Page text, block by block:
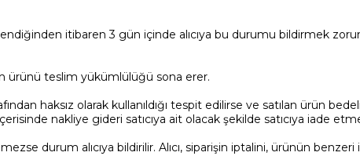
itibaren 3 gün içinde alıcıya bu durumu bildirmek
ürünü teslim yükümlülüğü sona erer.
haksız olarak kullanıldığı tespit edilirse ve satılan ürün
nakliye gideri satıcıya ait olacak şekilde satıcıya iade
durum alıcıya bildirilir. Alıcı, siparişin iptalini, ürünün